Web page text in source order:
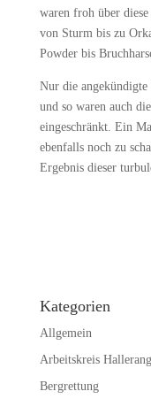
waren froh über
von Sturm bis zu
Powder bis
Nur die angekündigte
und so waren auch
eingeschränkt. Ein
ebenfalls noch zu
Ergebnis dieser
Kategorien
Allgemein
Arbeitskreis
Bergrettung